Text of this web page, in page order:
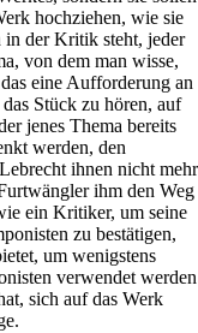
hochziehen, wie sie
in der Kritik steht, jeder
von dem man wisse,
eine Aufforderung an
Stück zu hören, auf
jenes Thema bereits
werden, den
ihnen nicht mehr
ihm den Weg
ein Kritiker, um seine
zu bestätigen,
um wenigstens
verwendet werden
sich auf das Werk